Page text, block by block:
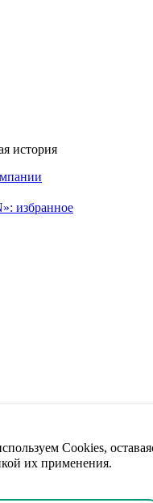
история
избранное
Cookies,
их применения.